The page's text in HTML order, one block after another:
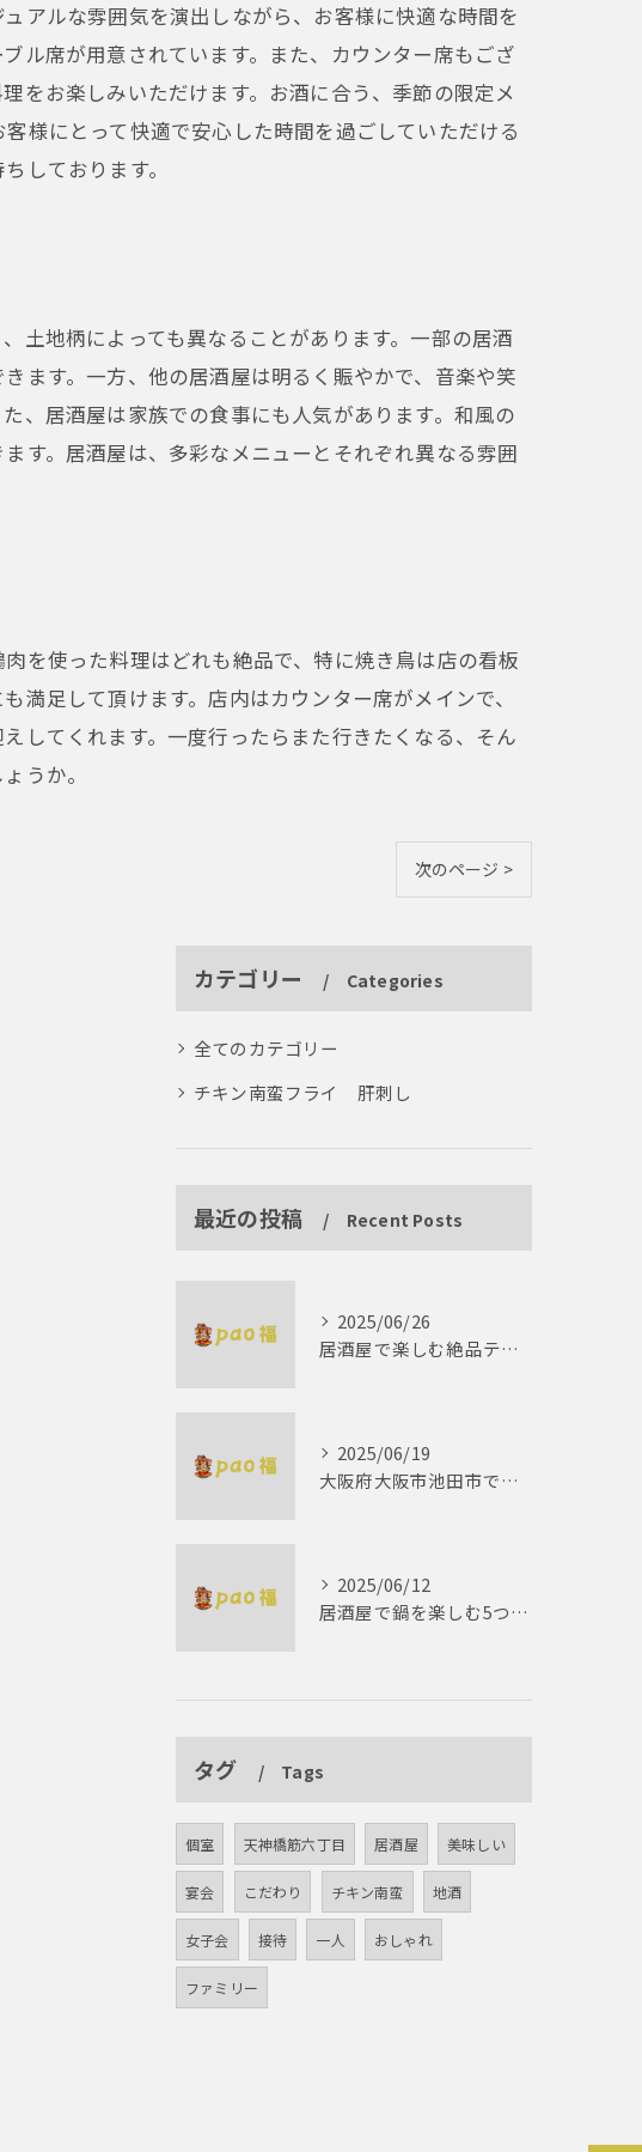
アルな雰囲気を演出しながら、お客様に快適な時間を
ル席が用意されています。また、カウンター席もござ
をお楽しみいただけます。お酒に合う、季節の限定メ
様にとって快適で安心した時間を過ごしていただける
しております。
土地柄によっても異なることがあります。一部の居酒
ます。一方、他の居酒屋は明るく賑やかで、音楽や笑
、居酒屋は家族での食事にも人気があります。和風の
す。居酒屋は、多彩なメニューとそれぞれ異なる雰囲
を使った料理はどれも絶品で、特に焼き鳥は店の看板
満足して頂けます。店内はカウンター席がメインで、
してくれます。一度行ったらまた行きたくなる、そん
うか。
次のページ >
カテゴリー Categories
全てのカテゴリー
チキン南蛮フライ 肝刺し
最近の投稿 Recent Posts
2025/06/26
居酒屋で楽しむ絶品テリーヌの世界
2025/06/19
大阪府大阪市池田市で楽しむしゃぶしゃぶの魅力とは？
2025/06/12
居酒屋で鍋を楽しむ5つの理由 ゆったりとした時間を
タグ Tags
個室 天神橋筋六丁目 居酒屋 美味しい
宴会 こだわり チキン南蛮 地酒
女子会 接待 一人 おしゃれ
ファミリー